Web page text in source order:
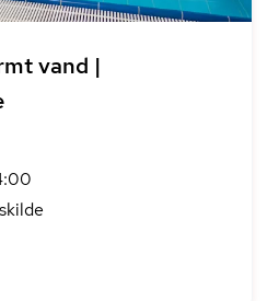
vand |